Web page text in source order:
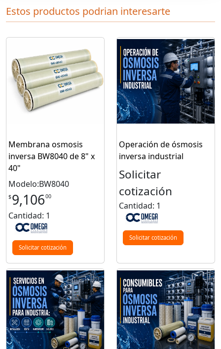
Estos productos podrian interesarte
Membrana osmosis
inversa BW8040 de 8" x
40"
Modelo:BW8040
$9,10600
Cantidad: 1
Solicitar cotización
Operación de ósmosis
inversa industrial
Solicitar
cotización
Cantidad: 1
Solicitar cotización